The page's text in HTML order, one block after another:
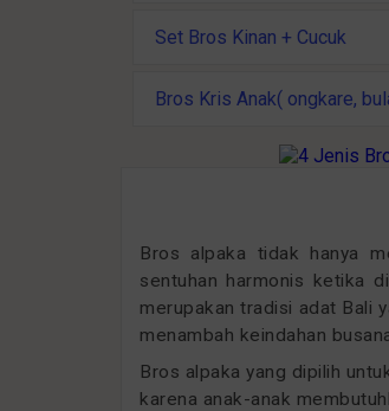
Set Bros Kinan + Cucuk
Bros Kris Anak( ongkare,
Bros alpaka tidak hanya
sentuhan harmonis ketika
merupakan tradisi adat Bali
menambah keindahan
Bros alpaka yang dipilih
karena anak-anak